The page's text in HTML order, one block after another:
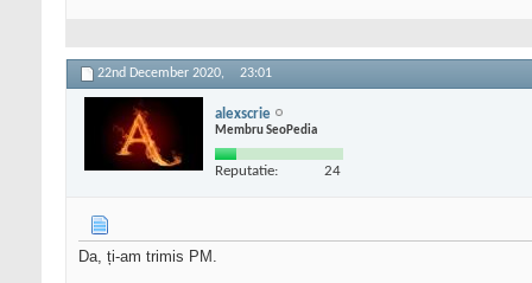
22nd December 2020, 23:01
alexscrie
Membru SeoPedia
Reputatie: 24
Da, ți-am trimis PM.